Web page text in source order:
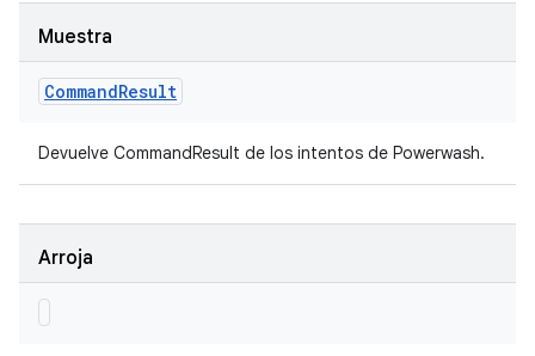
Muestra
CommandResult
Devuelve CommandResult de los intentos de Powerwash.
Arroja